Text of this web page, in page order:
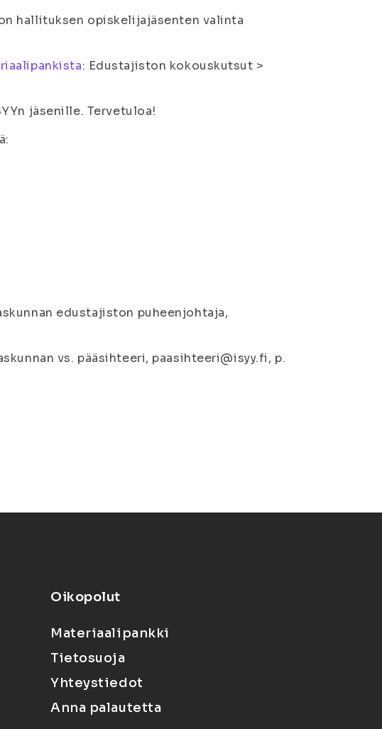
hallituksen opiskelijajäsenten valinta
: Edustajiston kokouskutsut >
jäsenille. Tervetuloa!
edustajiston puheenjohtaja,
vs. pääsihteeri, paasihteeri@isyy.fi, p.
Oikopolut
Materiaalipankki
Tietosuoja
Yhteystiedot
Anna palautetta